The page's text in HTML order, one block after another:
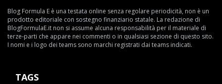
Blog Formula E è una testata online senza regolare periodicità, non è un
prodotto editoriale con sostegno finanziario statale. La redazione di
BlogFormulaE.it non si assume alcuna responsabilità per il materiale di
terze-parti che appare nei commenti o in qualsiasi sezione di questo sito.
I nomi e i logo dei teams sono marchi registrati dai teams indicati.
TAGS